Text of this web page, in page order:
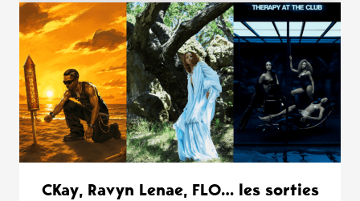
WANT MORE ?
CKay, Ravyn Lenae, FLO… les sorties